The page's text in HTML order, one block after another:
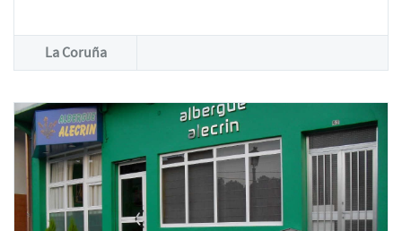
La Coruña